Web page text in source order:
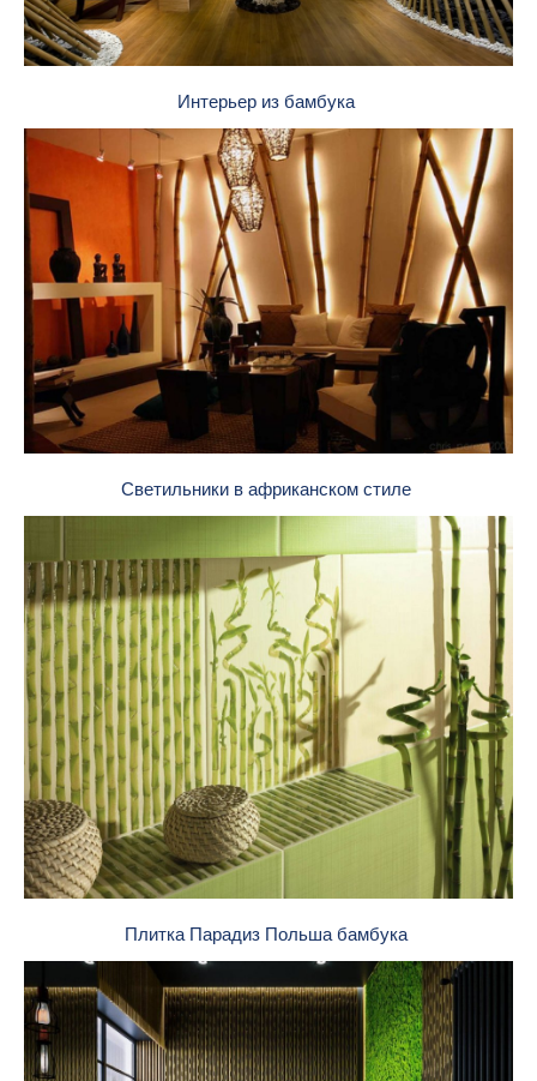
Интерьер из бамбука
Светильники в африканском стиле
Плитка Парадиз Польша бамбука